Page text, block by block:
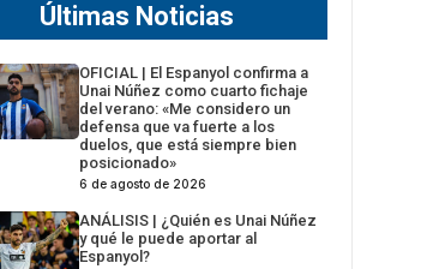
Últimas Noticias
OFICIAL | El Espanyol confirma a
Unai Núñez como cuarto fichaje
del verano: «Me considero un
defensa que va fuerte a los
duelos, que está siempre bien
posicionado»
6 de agosto de 2026
ANÁLISIS | ¿Quién es Unai Núñez
y qué le puede aportar al
Espanyol?